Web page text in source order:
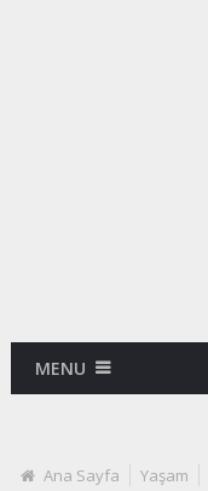
MENU
Ana Sayfa Yaşam